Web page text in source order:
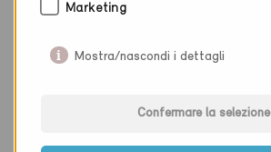
0 Edifici Minergie (0 Certificati)
Marketing
Mostra/nascondi i dettagli
Confermare la selezione